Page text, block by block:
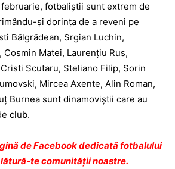
fotbaliştii sunt extrem de
şi dorinţa de a reveni pe
Bălgrădean, Srgian Luchin,
Matei, Laurenţiu Rus,
Scutaru, Steliano Filip, Sorin
Mircea Axente, Alin Roman,
Burnea sunt dinamoviştii care au
club.
de Facebook dedicată fotbalului
te comunității noastre.